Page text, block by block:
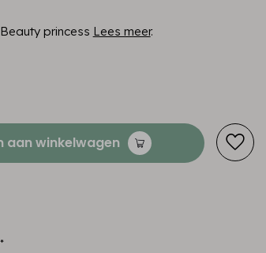
princess Lees meer.
aan winkelwagen